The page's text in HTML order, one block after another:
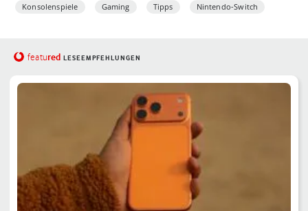
Konsolenspiele Gaming Tipps Nintendo-Switch
featured LESEEMPFEHLUNGEN